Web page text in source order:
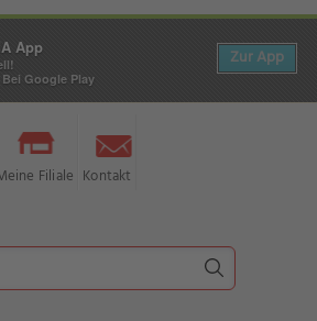
Filiale Kontakt
App
Google Play
Zur App